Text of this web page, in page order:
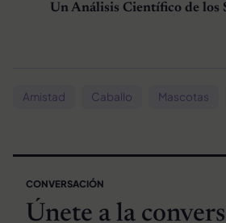
Un Análisis Científico de los
Amistad Caballo Mascotas
CONVERSACIÓN
Únete a la